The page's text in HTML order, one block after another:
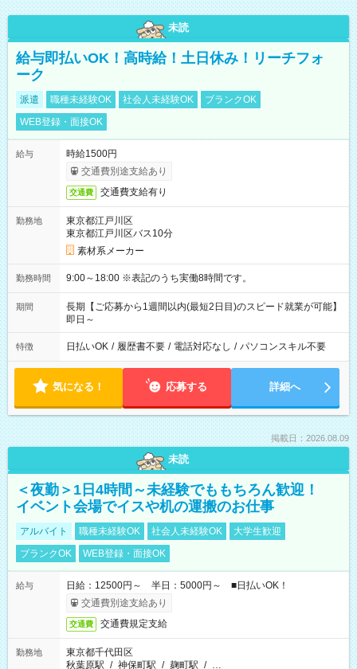
未読
給与即払いOK！高時給！土日休み！リーチフォ
ーク
派遣 職種未経験OK 社会人未経験OK
ブランクOK
WEB登録・面接OK
給与
時給1500円
交通費別途支給あり
交通費 交通費支給有り
勤務地
東京都江戸川区
東京都江戸川区バス10分
素材系メーカー
勤務時間 9:00～18:00 ※表記のうち実働8時間です。
期間
長期【ご応募から1週間以内(最短2日目)のスピード就業が可能】
即日～
特徴 日払いOK / 履歴書不要 / 電話対応なし / パソコンスキル不要
気になる！ 応募する 詳細へ
掲載日：2026.08.09
未読
＜夜勤＞1日4時間～未経験でももちろん歓迎！
イベント会場でイスや机の運搬のお仕事
アルバイト 職種未経験OK 社会人未経験OK
大学生歓迎
ブランクOK
WEB登録・面接OK
給与
日給：12500円～ 半日：5000円～ ■日払いOK！
交通費別途支給あり
交通費 交通費規定支給
勤務地
東京都千代田区
秋葉原駅 / 神保町駅 / 麹町駅 / …